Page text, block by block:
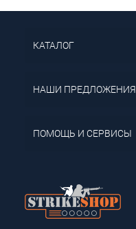
КАТАЛОГ
НАШИ ПРЕДЛОЖЕНИЯ
ПОМОЩЬ И СЕРВИСЫ